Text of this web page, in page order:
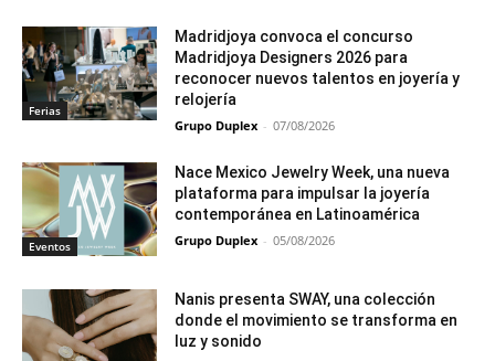
Ferias
Madridjoya convoca el concurso
Madridjoya Designers 2026 para
reconocer nuevos talentos en joyería y
relojería
Grupo Duplex - 07/08/2026
Eventos
Nace Mexico Jewelry Week, una nueva
plataforma para impulsar la joyería
contemporánea en Latinoamérica
Grupo Duplex - 05/08/2026
Nanis presenta SWAY, una colección
donde el movimiento se transforma en
luz y sonido